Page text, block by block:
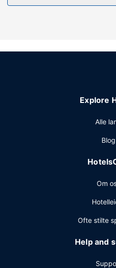
et sesongbasert
kl. 11.00 mot et tillegg.
(inkludert),
eventer. Gjestene tilbys
Explore
Alle
Blog
Om
Ofte stilte
Help and